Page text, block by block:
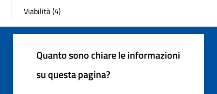
Viabilità (4)
Quanto sono chiare le informazioni
su questa pagina?